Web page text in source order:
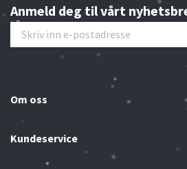
Anmeld deg til vårt
Om oss
Kundeservice